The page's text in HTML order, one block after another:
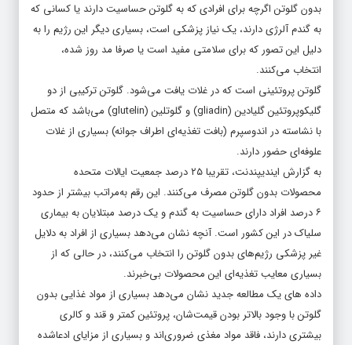
بدون گلوتن اگرچه برای افرادی که به گلوتن حساسیت دارند یا کسانی که
به گندم آلرژی دارند، یک نیاز پزشکی است، بسیاری دیگر این رژیم را به
دلیل این تصور که برای سلامتی مفید است یا صرفا مد روز شده،
انتخاب می‌کنند.
گلوتن پروتئینی است که در غلات یافت می‌شود. گلوتن ترکیبی از دو
گلیکوپروتئین گلیادین (gliadin) و گلوتلین (glutelin) می‌باشد که متصل
با نشاسته در اندوسپرم (بافت تغذیه‌ای اطراف جوانه) بسیاری از غلات
علوفه‌ای حضور دارند.
به گزارش ایندیپندنت، تقریبا ۲۵ درصد جمعیت ایالات متحده
محصولات بدون گلوتن مصرف می‌کنند. این رقم به‌مراتب بیشتر از حدود
۶ درصد افراد دارای حساسیت به گندم و یک درصد مبتلایان به بیماری
سلیاک در این کشور است. آنچه نشان می‌دهد بسیاری از افراد به دلایل
غیر پزشکی رژیم‌های بدون گلوتن را انتخاب می‌کنند، در حالی که از
بسیاری معایب تغذیه‌ای این محصولات بی‌خبرند.
داده های یک مطالعه جدید نشان می‌دهد بسیاری از مواد غذایی بدون
گلوتن با وجود بالاتر بودن قیمت‌شان،‌ پروتئین کمتر و قند و کالری
بیشتری دارند، فاقد مواد مغذی ضروری‌اند و بسیاری از مزایای ادعاشده